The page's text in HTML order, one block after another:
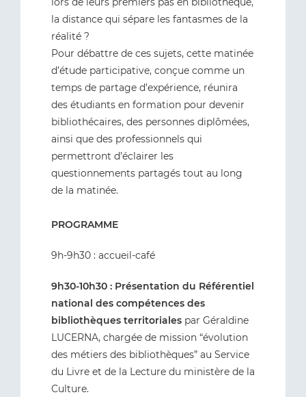
la distance qui sépare les fantasmes de la
réalité ?
Pour débattre de ces sujets, cette matinée
d’étude participative, conçue comme un
temps de partage d’expérience, réunira
des étudiants en formation pour devenir
bibliothécaires, des personnes diplômées,
ainsi que des professionnels qui
permettront d’éclairer les
questionnements partagés tout au long
de la matinée.
PROGRAMME
9h-9h30 : accueil-café
9h30-10h30 : Présentation du Référentiel
national des compétences des
bibliothèques territoriales par Géraldine
LUCERNA, chargée de mission “évolution
des métiers des bibliothèques” au Service
du Livre et de la Lecture du ministère de la
Culture.